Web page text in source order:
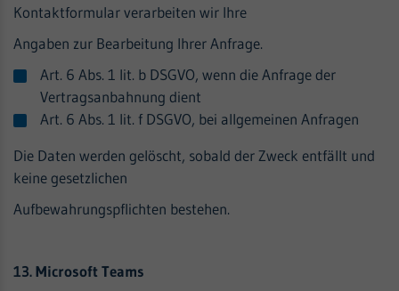
Kontaktformular verarbeiten wir Ihre
Angaben zur Bearbeitung Ihrer Anfrage.
Art. 6 Abs. 1 lit. b DSGVO, wenn die Anfrage der
Vertragsanbahnung dient
Art. 6 Abs. 1 lit. f DSGVO, bei allgemeinen Anfragen
Die Daten werden gelöscht, sobald der Zweck entfällt und
keine gesetzlichen
Aufbewahrungspflichten bestehen.
13. Microsoft Teams